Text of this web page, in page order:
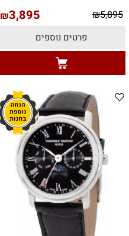
₪5,895
₪3,895
פרטים נוספים